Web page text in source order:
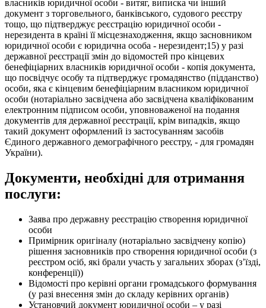
власників юридичної особи - витяг, виписка чи інший
документ з торговельного, банківського, судового реєстру
тощо, що підтверджує реєстрацію юридичної особи -
нерезидента в країні її місцезнаходження, якщо засновником
юридичної особи є юридична особа - нерезидент;15) у разі
державної реєстрації змін до відомостей про кінцевих
бенефіціарних власників юридичної особи - копія документа,
що посвідчує особу та підтверджує громадянство (підданство)
особи, яка є кінцевим бенефіціарним власником юридичної
особи (нотаріально засвідчена або засвідчена кваліфікованим
електронним підписом особи, уповноваженої на подання
документів для державної реєстрації, крім випадків, якщо
такий документ оформлений із застосуванням засобів
Єдиного державного демографічного реєстру, - для громадян
України).
Документи, необхідні для отримання
послуги:
Заява про державну реєстрацію створення юридичної
особи
Примірник оригіналу (нотаріально засвідчену копію)
рішення засновників про створення юридичної особи (з
реєстром осіб, які брали участь у загальних зборах (з’їзді,
конференції))
Відомості про керівні органи громадського формування
(у разі внесення змін до складу керівних органів)
Установчий документ юридичної особи – у разі